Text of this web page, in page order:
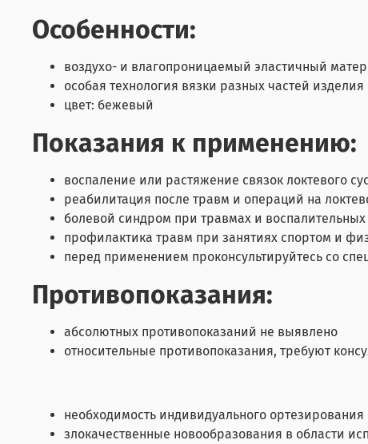
Особенности:
воздухо- и влагопроницаемый эластичный
особая технология вязки разных частей изделия
цвет: бежевый
Показания к применению:
воспаление или растяжение связок локтевого
реабилитация после травм и операций на
болевой синдром при травмах и воспалительных
профилактика травм при занятиях спортом и
перед применением проконсультируйтесь со
Противопоказания:
абсолютных противопоказаний не выявлено
относительные противопоказания, требуют
необходимость индивидуального ортезирования
злокачественные новообразования в области